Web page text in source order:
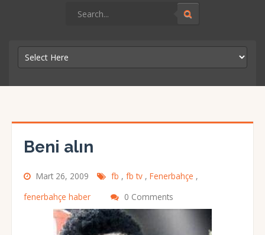
Beni alın
Mart 26, 2009 fb , fb tv , Fenerbahçe ,
fenerbahçe haber
0 Comments